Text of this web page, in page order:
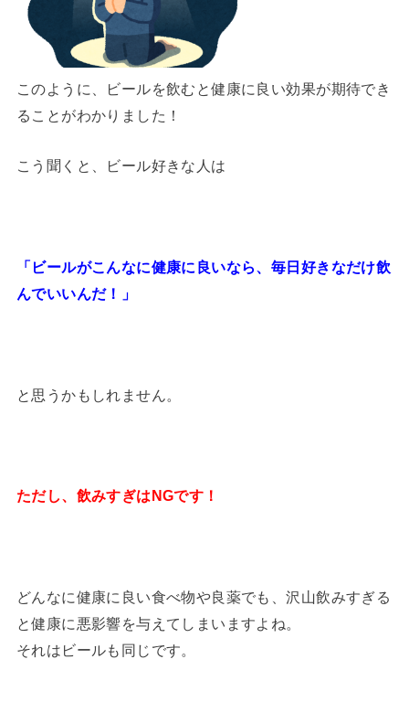
このように、ビールを飲むと健康に良い効果が期待でき
ることがわかりました！
こう聞くと、ビール好きな人は
「ビールがこんなに健康に良いなら、毎日好きなだけ飲
んでいいんだ！」
と思うかもしれません。
ただし、飲みすぎはNGです！
どんなに健康に良い食べ物や良薬でも、沢山飲みすぎる
と健康に悪影響を与えてしまいますよね。
それはビールも同じです。